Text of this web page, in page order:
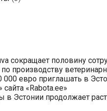
сокращает половину
производству
000 евро приглашать в
«Rabota.ee»
в Эстонии продолжает